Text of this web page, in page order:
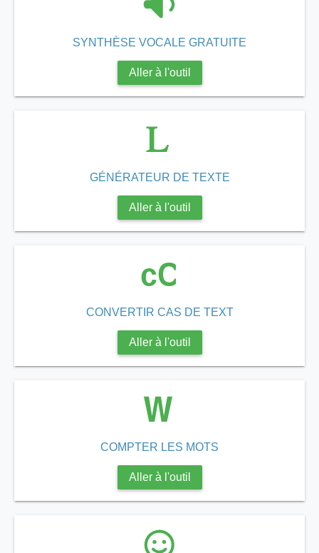
SYNTHÈSE VOCALE GRATUITE
Aller à l'outil
GÉNÉRATEUR DE TEXTE
Aller à l'outil
cC
CONVERTIR CAS DE TEXT
Aller à l'outil
COMPTER LES MOTS
Aller à l'outil